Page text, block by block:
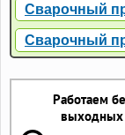
Сварочный
Сварочный
Работаем
выходных